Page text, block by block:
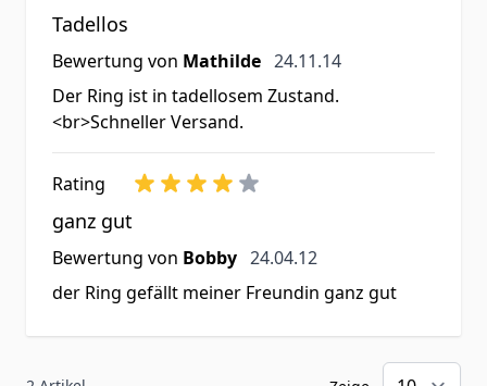
Tadellos
Bewertung von Mathilde 24. November 2014
24.11.14
Der Ring ist in tadellosem Zustand.
<br>Schneller Versand.
Rating
ganz gut
Bewertung von Bobby 24. April 2012
24.04.12
der Ring gefällt meiner Freundin ganz gut